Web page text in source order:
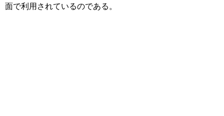
面で利用されているのである。